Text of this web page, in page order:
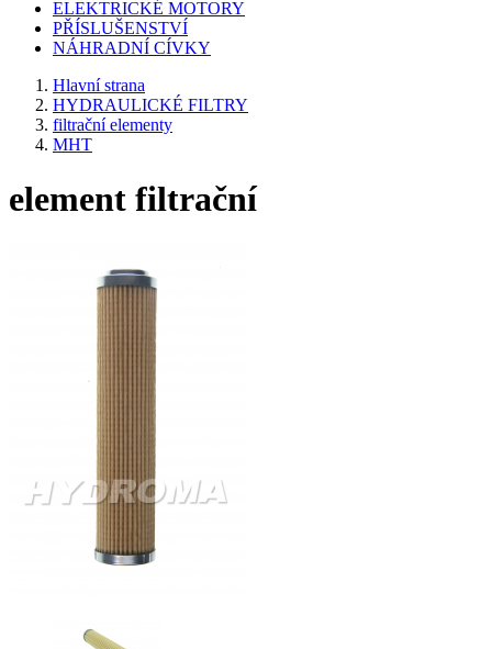
ELEKTRICKÉ MOTORY
PŘÍSLUŠENSTVÍ
NÁHRADNÍ CÍVKY
Hlavní strana
HYDRAULICKÉ FILTRY
filtrační elementy
MHT
element filtrační